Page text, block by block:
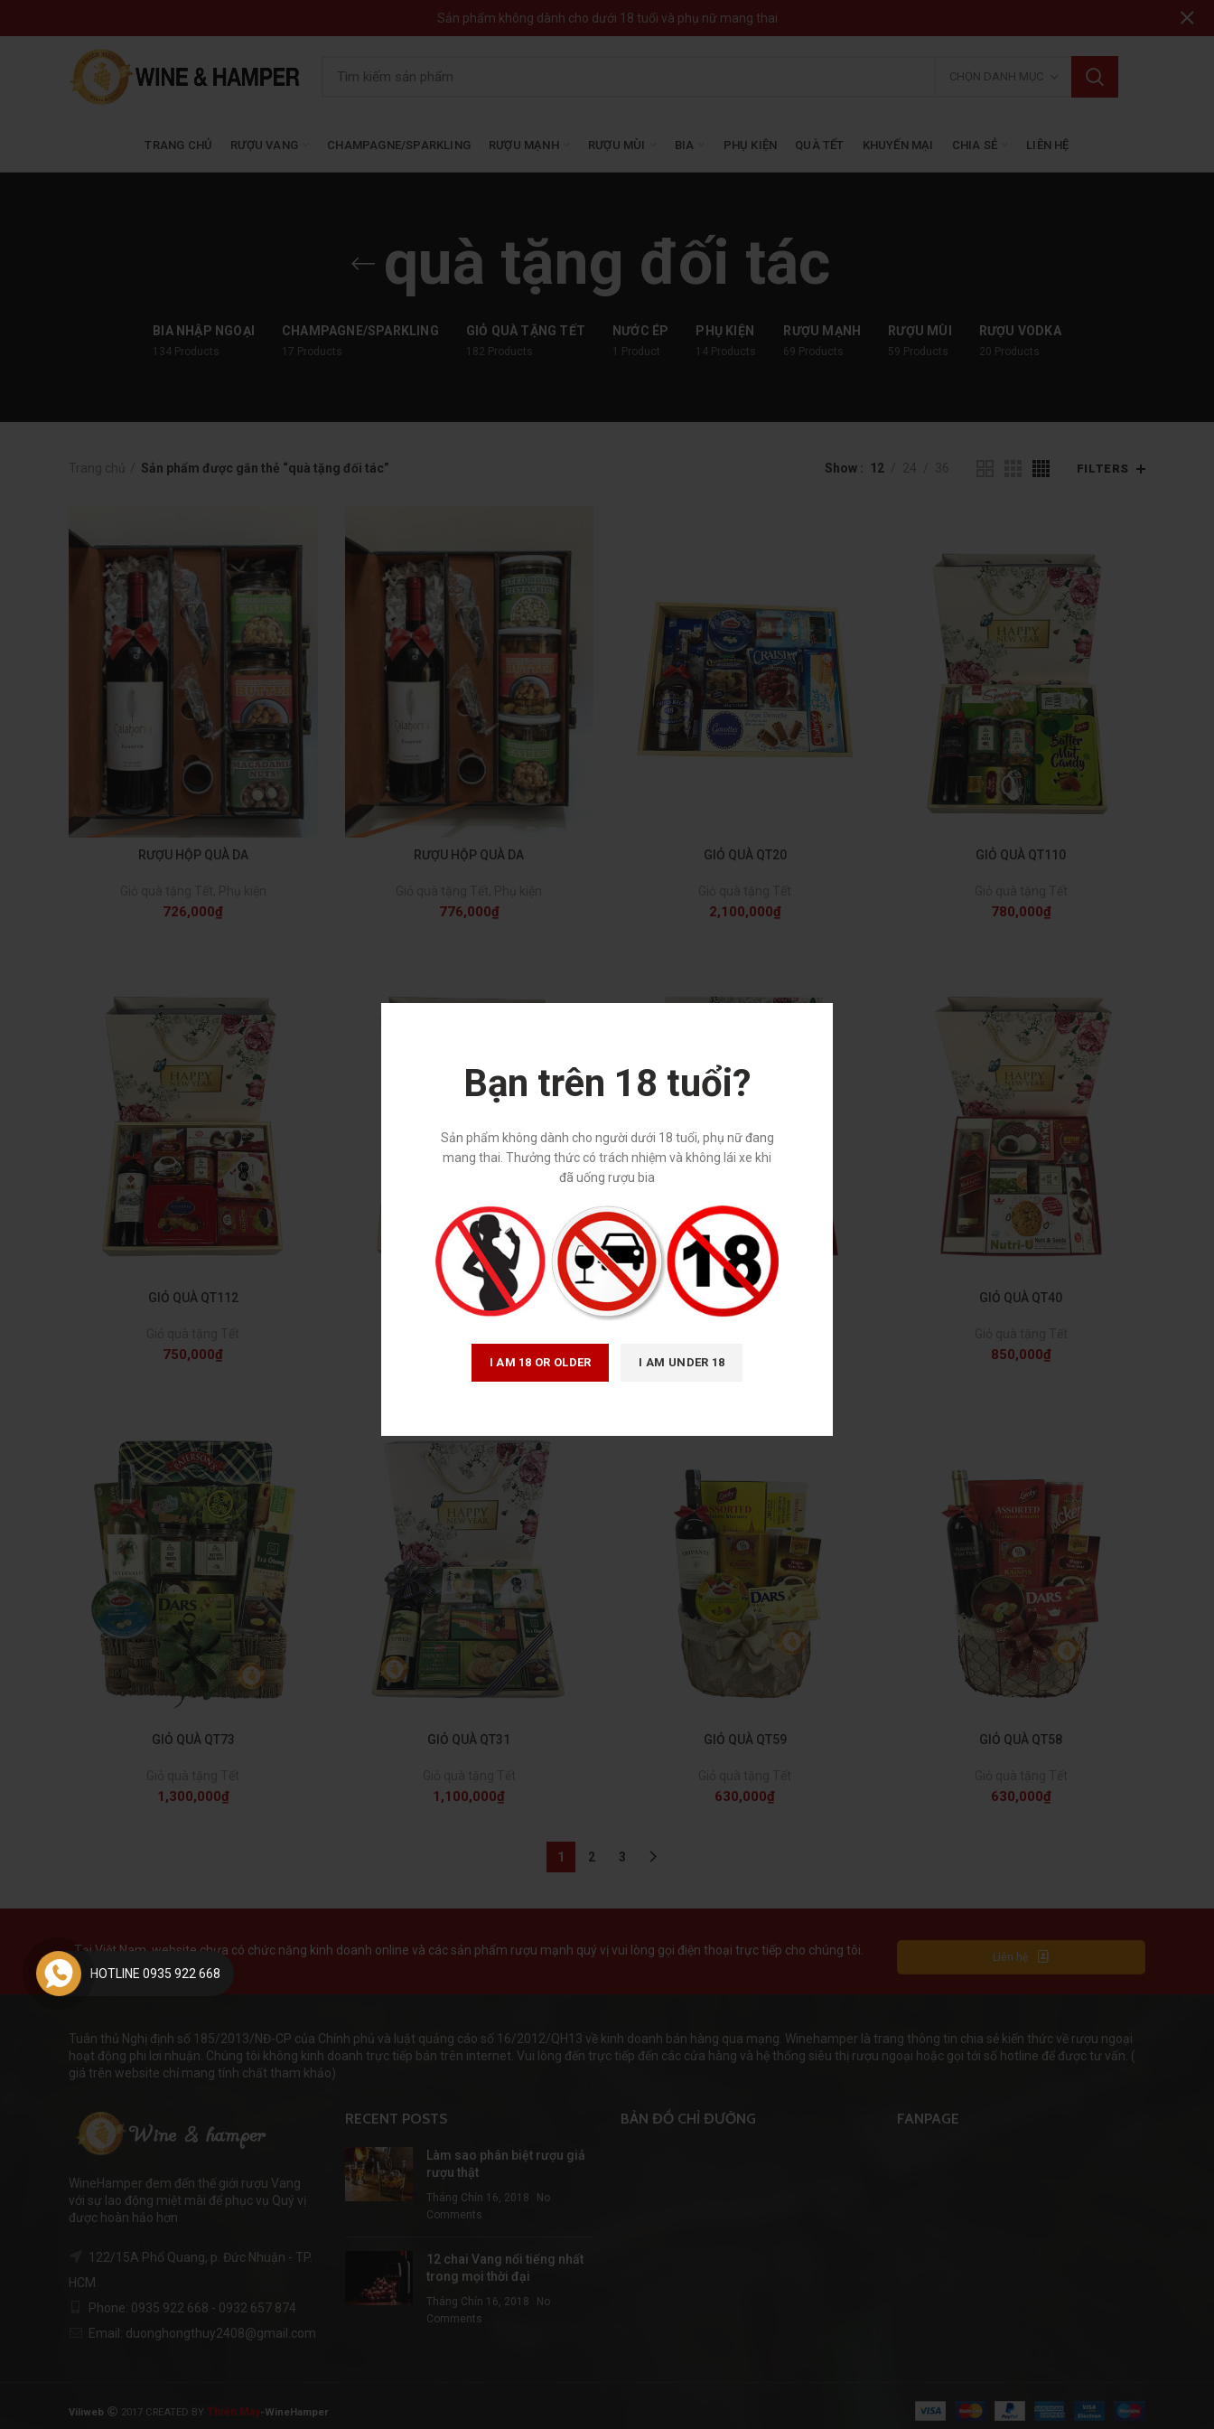
Bạn trên 18 tuổi?
Sản phẩm không dành cho người dưới 18 tuổi, phụ nữ đang
mang thai. Thưởng thức có trách nhiệm và không lái xe khi
đã uống rượu bia
I AM 18 OR OLDER I AM UNDER 18
CHỌN DANH MỤC
TRANG CHỦ RƯỢU VANG CHAMPAGNE/SPARKLING RƯỢU MẠNH RƯỢU MÙI BIA PHỤ KIỆN QUÀ TẾT KHUYẾN MẠI CHIA SẺ LIÊN HỆ
quà tặng đối tác
BIA NHẬP NGOẠI
134 Products
CHAMPAGNE/SPARKLING
17 Products
GIỎ QUÀ TẶNG TẾT
182 Products
NƯỚC ÉP
1 Product
PHỤ KIỆN
14 Products
RƯỢU MẠNH
69 Products
RƯỢU MÙI
59 Products
RƯỢU VODKA
20 Products
Sản phẩm được gắn thẻ “quà tặng đối tác” Show 12 FILTERS
RƯỢU HỘP QUÀ DA
726,000₫
RƯỢU HỘP QUÀ DA
776,000₫
GIỎ QUÀ QT20
2,100,000₫
GIỎ QUÀ QT110
780,000₫
GIỎ QUÀ QT112
750,000₫
GIỎ QUÀ QT111
850,000₫
GIỎ QUÀ QT41
1,100,000
GIỎ QUÀ QT40
850,000₫
GIỎ QUÀ QT73
1,300,000₫
GIỎ QUÀ QT31
1,100,000₫
GIỎ QUÀ QT59
630,000₫
GIỎ QUÀ QT58
630,000₫
1 2 3
Tại Việt Nam, website chưa có chức năng kinh doanh online và các sản phẩm rượu mạnh quý vị vui lòng gọi điện thoại trực tiếp cho chúng tôi. Liên hệ
Tuân thủ Nghị định số 185/2013/NĐ-CP của Chính phủ và luật quảng cáo số 16/2012/QH13 về kinh doanh bán hàng qua mạng. Winehamper là trang thông tin chia sẻ kiến thức về rượu ngoại
hoạt động phi lơi nhuận. Chúng tôi không kinh doanh trực tiếp bán trên internet. Vui lòng đến trực tiếp đến các cửa hàng và hệ thống siêu thị rượu ngoại hoặc gọi tới số hotline để được tư vấn. (
giá trên website chỉ mang tính chất tham khảo)
WineHamper đem đến thế giới rượu Vang
với sự lao động miệt mài để phục vụ Quý vị
được hoàn hảo hơn
122/15A Phổ Quang, p. Đức Nhuận - TP.
HCM
Phone: 0935 922 668 - 0932 657 874
Email: duonghongthuy2408@gmail.com
RECENT POSTS
Làm sao phân biệt rượu giả
rượu thật
Tháng Chín 16, 2018
No
Comments
12 chai Vang nổi tiếng nhất
trong mọi thời đại
Tháng Chín 16, 2018
No
Comments
BẢN ĐỒ CHỈ ĐƯỜNG FANPAGE
Viliweb 2017 CREATED BY Thiên May-WineHamper
Sản phẩm không dành cho dưới 18 tuổi và phụ nữ mang thai
HOTLINE 0935 922 668